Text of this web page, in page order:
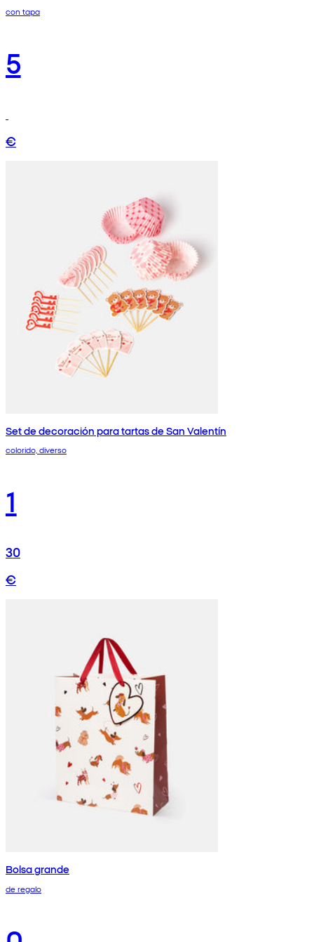
con tapa
5
€
Set de decoración para tartas de San Valentín
colorido, diverso
1
30
€
Bolsa grande
de regalo